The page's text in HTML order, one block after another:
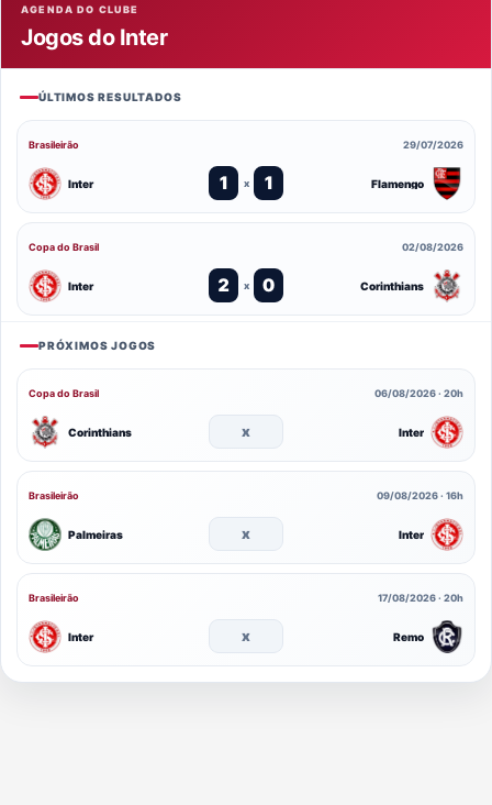
AGENDA DO CLUBE
Jogos do Inter
ÚLTIMOS RESULTADOS
Brasileirão 29/07/2026
Inter 1 x 1 Flamengo
Copa do Brasil 02/08/2026
Inter 2 x 0 Corinthians
PRÓXIMOS JOGOS
Copa do Brasil 06/08/2026 · 20h
Corinthians x Inter
Brasileirão 09/08/2026 · 16h
Palmeiras x Inter
Brasileirão 17/08/2026 · 20h
Inter x Remo